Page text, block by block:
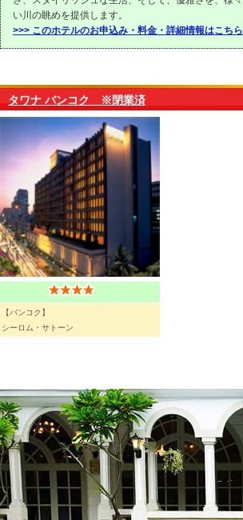
い川の眺めを提供します。
>>> このホテルのお申込み・料金・詳細情報はこちら
タワナ バンコク ※閉業済
【バンコク】
シーロム・サトーン